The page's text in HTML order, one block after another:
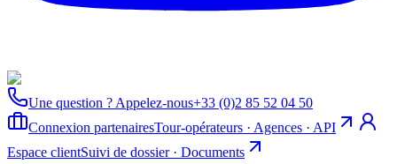
Une question ? Appelez-nous+33 (0)2 85 52 04 50
Connexion partenairesTour-opérateurs · Agences · API
Espace clientSuivi de dossier · Documents